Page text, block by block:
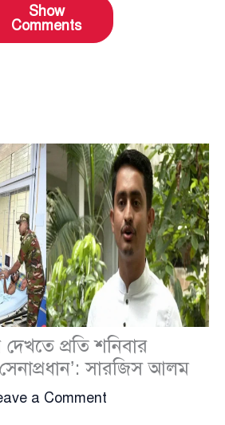
Show
Comments
প্রতি শনিবার
সারজিস আলম
a Comment